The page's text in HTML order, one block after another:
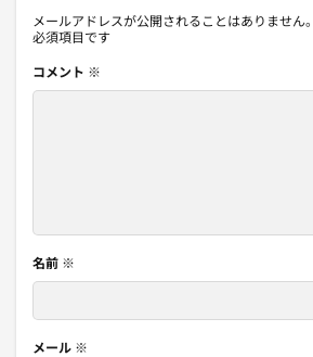
メールアドレスが公開されることはありません。
必須項目です
コメント ※
名前 ※
メール ※